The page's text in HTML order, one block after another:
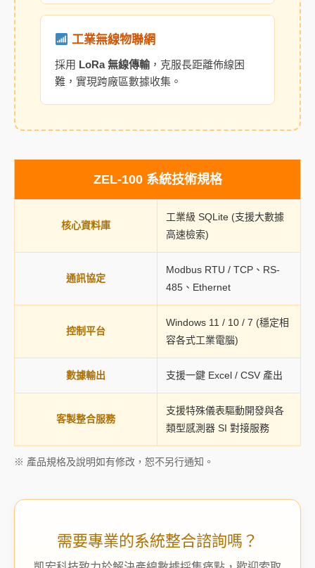
工業無線物聯網
採用 LoRa 無線傳輸 ，克服長距離佈線困
難，實現跨廠區數據收集。
ZEL-100 系統技術規格
核心資料庫
工業級 SQLite (支援大數據
高速檢索)
通訊協定
Modbus RTU / TCP、RS-
485、Ethernet
控制平台
Windows 11 / 10 / 7 (穩定相
容各式工業電腦)
數據輸出 支援一鍵 Excel / CSV 產出
客製整合服務
支援特殊儀表驅動開發與各
類型感測器 SI 對接服務
※ 產品規格及說明如有修改，恕不另行通知。
需要專業的系統整合諮詢嗎？